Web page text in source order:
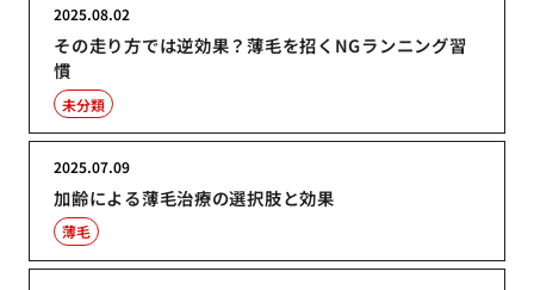
その走り方では逆効果？薄毛を招くNGランニング習
慣
2025.08.02
未分類
加齢による薄毛治療の選択肢と効果
2025.07.09
薄毛